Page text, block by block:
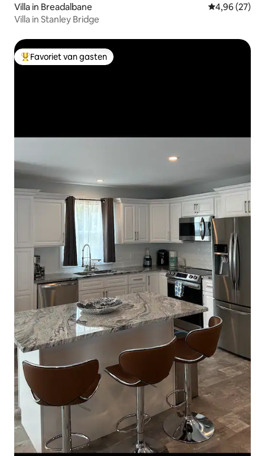
Villa in Breadalbane Gemiddelde
4,96 (27)
Villa in Stanley Bridge
Topfavoriet van gasten
Favoriet van gasten